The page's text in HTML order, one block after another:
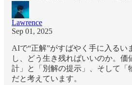
Lawrence
Sep 01, 2025
AIで“正解”がすばやく手に入るい
し、どう生き残ればいいのか。価
計」と「別解の提示」、そして「
だと考えています。